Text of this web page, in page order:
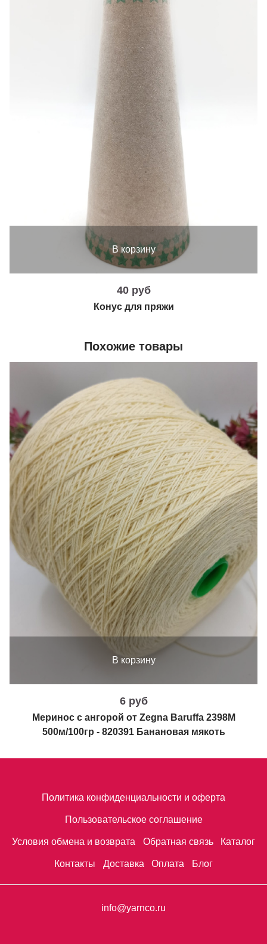
В корзину
40 руб
Конус для пряжи
Похожие товары
В корзину
6 руб
Меринос с ангорой от Zegna Baruffa 2398М
500м/100гр - 820391 Банановая мякоть
Политика конфиденциальности и оферта
Пользовательское соглашение
Условия обмена и возврата Обратная связь Каталог
Контакты Доставка Оплата Блог
info@yarnco.ru